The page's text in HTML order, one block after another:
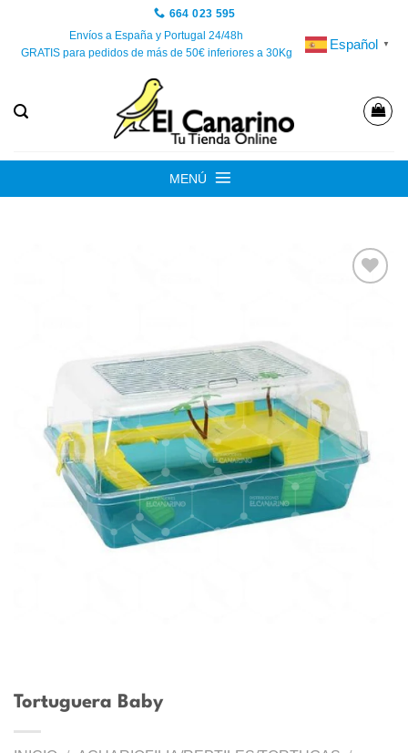
contenido
664 023 595
Envíos a España y Portugal 24/48h
GRATIS para pedidos de más de 50€ inferiores a 30Kg
Español ▼
MENÚ
deseos
Tortuguera Baby